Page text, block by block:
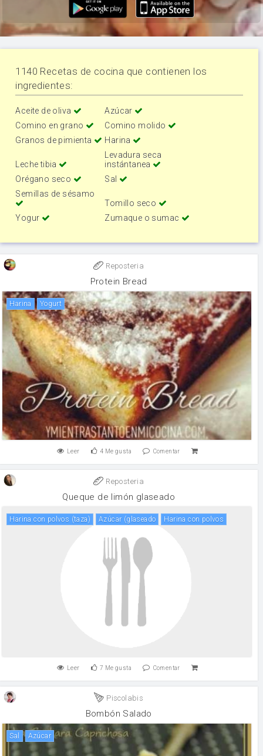
1140 Recetas de cocina que contienen los
ingredientes:
Aceite de oliva
Azúcar
Comino en grano
Comino molido
Granos de pimienta
Harina
Leche tibia
Levadura seca
instántanea
Orégano seco
Sal
Semillas de sésamo
Tomillo seco
Yogur
Zumaque o sumac
Reposteria
Protein Bread
harina yogurt
Leer 4 Me gusta Comentar
Reposteria
Queque de limón glaseado
harina con polvos (taza) azúcar (glaseado harina con polvos
Leer 7 Me gusta Comentar
Piscolabis
Bombón Salado
sal Azúcar